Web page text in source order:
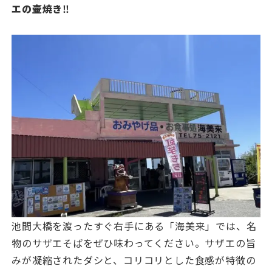
エの壷焼き‼️
池間大橋を渡ったすぐ右手にある「海美来」では、名
物のサザエそばをぜひ味わってください。サザエの旨
みが凝縮されたダシと、コリコリとした食感が特徴の